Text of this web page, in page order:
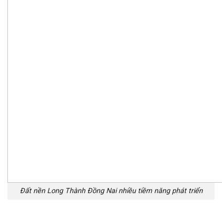
Đất nền Long Thành Đồng Nai nhiều tiềm năng phát triển